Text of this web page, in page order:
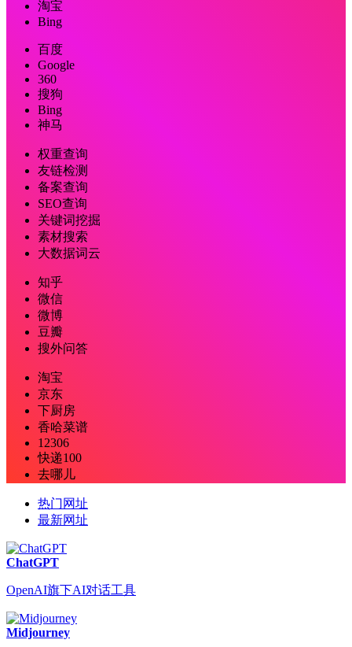
淘宝
Bing
百度
Google
360
搜狗
Bing
神马
权重查询
友链检测
备案查询
SEO查询
关键词挖掘
素材搜索
大数据词云
知乎
微信
微博
豆瓣
搜外问答
淘宝
京东
下厨房
香哈菜谱
12306
快递100
去哪儿
热门网址
最新网址
ChatGPT
OpenAI旗下AI对话工具
Midjourney